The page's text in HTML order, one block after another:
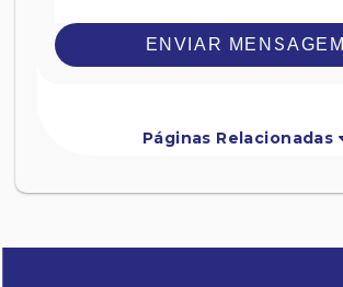
ENVIAR MENSAGEM
Páginas Relacionadas